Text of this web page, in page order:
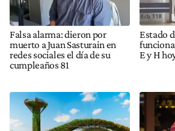
Falsa alarma: dieron por
muerto a Juan Sasturain en
redes sociales el día de su
cumpleaños 81
Estado
E y H